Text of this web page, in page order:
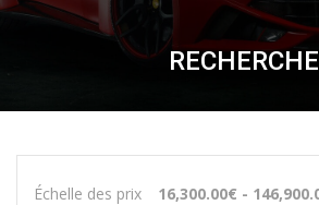
RECHERCHE
Échelle des prix